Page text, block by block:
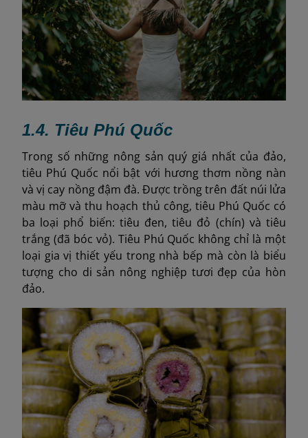
1.4. Tiêu Phú Quốc
Trong số những nông sản quý giá nhất của đảo,
tiêu Phú Quốc nổi bật với hương thơm nồng nàn
và vị cay nồng đậm đà. Được trồng trên đất núi lửa
màu mỡ và thu hoạch thủ công, tiêu Phú Quốc có
ba loại phổ biến: tiêu đen, tiêu đỏ (chín) và tiêu
trắng (đã bóc vỏ). Tiêu Phú Quốc không chỉ là một
loại gia vị thiết yếu trong nhà bếp mà còn là biểu
tượng cho di sản nông nghiệp tươi đẹp của hòn
đảo.